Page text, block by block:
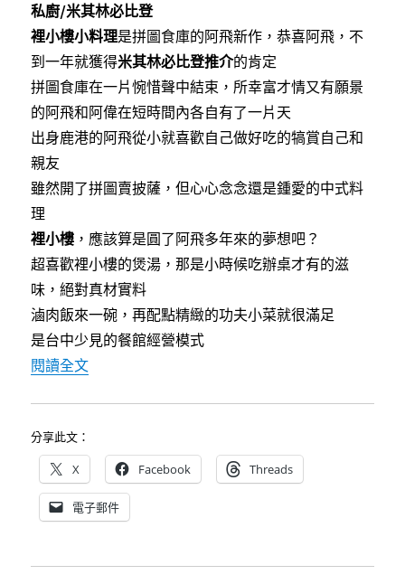
b
o
o
k
t
e
r
私廚/米其林必比登
裡小樓小料理是拼圖食庫的阿飛新作，恭喜阿飛，不
到一年就獲得米其林必比登推介的肯定
拼圖食庫在一片惋惜聲中結束，所幸富才情又有願景
的阿飛和阿偉在短時間內各自有了一片天
出身鹿港的阿飛從小就喜歡自己做好吃的犒賞自己和
親友
雖然開了拼圖賣披薩，但心心念念還是鍾愛的中式料
理
裡小樓 ，應該算是圓了阿飛多年來的夢想吧？
超喜歡裡小樓的煲湯，那是小時候吃辦桌才有的滋
味，絕對真材實料
滷肉飯來一碗，再配點精緻的功夫小菜就很滿足
是台中少見的餐館經營模式
閱讀全文〈[台中]裡小樓小料理～巷弄中隱藏版私房小菜
分享此文：
X Facebook Threads
電子郵件